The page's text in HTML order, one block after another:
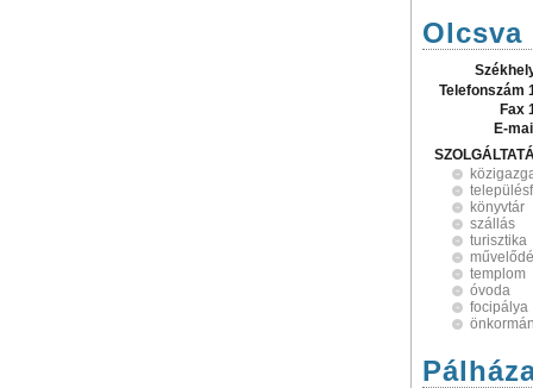
Olcsva
Telefonszám
Fax
E-
könyvtár
szállás
turisztika
templom
óvoda
focipálya